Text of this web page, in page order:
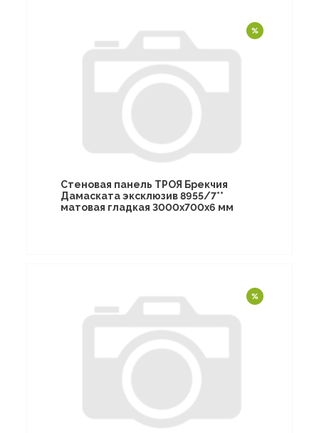
Стеновая панель ТРОЯ Брекчия
Дамаската эксклюзив 8955/7**
матовая гладкая 3000х700х6 мм